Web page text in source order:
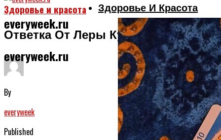
everyweek.ru
everyweek.ru
Здоровье И Красота
Здоровье и красота
Ответка От Леры Кудрявцевой
By
everyweek
Published